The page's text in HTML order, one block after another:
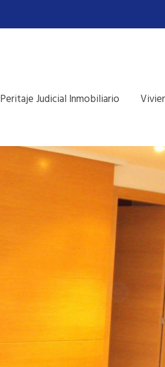
Peritaje Judicial Inmobiliario